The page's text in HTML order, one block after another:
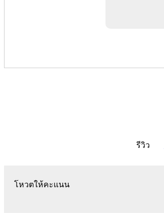
รีวิว
โหวตให้คะแนน